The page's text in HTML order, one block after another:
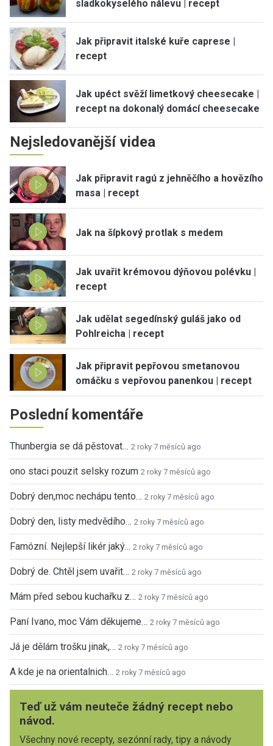
sladkokyselého nálevu | recept
Jak připravit italské kuře caprese |
recept
Jak upéct svěží limetkový cheesecake |
recept na dokonalý domácí cheesecake
Nejsledovanější videa
Jak připravit ragú z jehněčího a hovězího
masa | recept
Jak na šípkový protlak s medem
Jak uvařit krémovou dýňovou polévku |
recept
Jak udělat segedínský guláš jako od
Pohlreicha | recept
Jak připravit pepřovou smetanovou
omáčku s vepřovou panenkou | recept
Poslední komentáře
Thunbergia se dá pěstovat… 2 roky 7 měsíců ago
ono staci pouzit selsky rozum 2 roky 7 měsíců ago
Dobrý den,moc nechápu tento… 2 roky 7 měsíců ago
Dobrý den, listy medvědího… 2 roky 7 měsíců ago
Famózní. Nejlepší likér jaký… 2 roky 7 měsíců ago
Dobrý de. Chtěl jsem uvařit… 2 roky 7 měsíců ago
Mám před sebou kuchařku z… 2 roky 7 měsíců ago
Paní Ivano, moc Vám děkujeme… 2 roky 7 měsíců ago
Já je dělám trošku jinak,… 2 roky 7 měsíců ago
A kde je na orientalnich… 2 roky 7 měsíců ago
Teď už vám neuteče žádný recept nebo
návod.
Všechny nové recepty, sezónní rady, tipy a návody